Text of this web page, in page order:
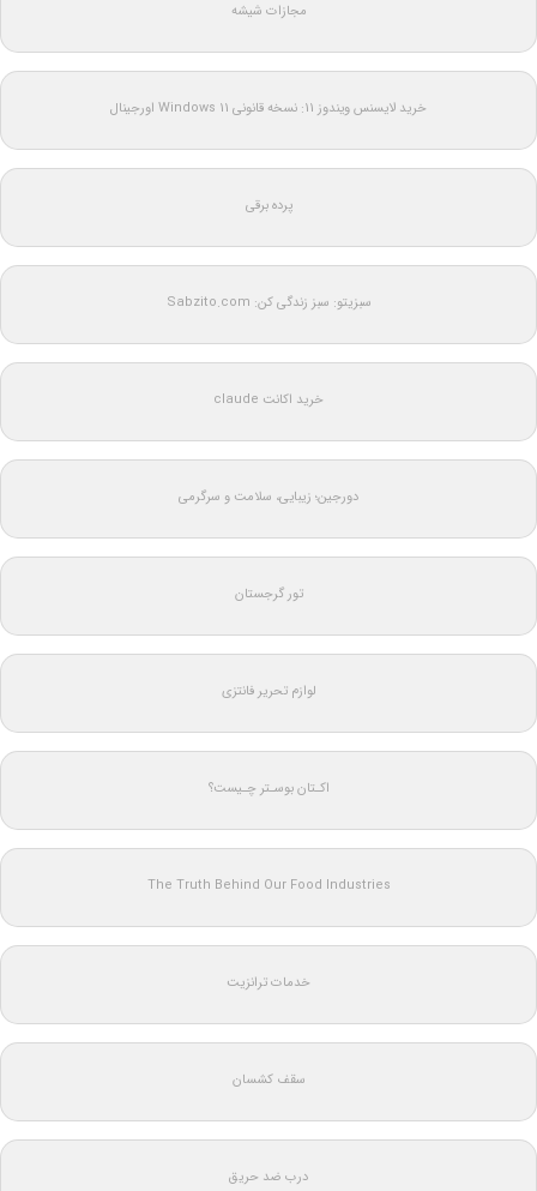
مجازات شیشه
خرید لایسنس ویندوز 11: نسخه قانونی Windows 11 اورجینال
پرده برقی
سبزیتو: سبز زندگی کن: Sabzito.com
خرید اکانت claude
دورجین؛ زیبایی، سلامت و سرگرمی
تور گرجستان
لوازم تحریر فانتزی
اکـتان بوسـتر چـیست؟
The Truth Behind Our Food Industries
خدمات ترانزیت
سقف کشسان
درب ضد حریق